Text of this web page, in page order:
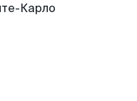
Карло